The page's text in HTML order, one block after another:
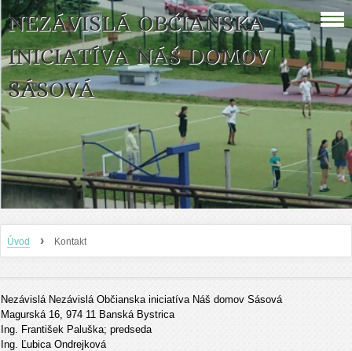
NEZÁVISLÁ OBČIANSKA
INICIATÍVA NÁŠ DOMOV
SÁSOVÁ
Úvod › Kontakt
Nezávislá Nezávislá Občianska iniciatíva Náš domov Sásová
Magurská 16, 974 11 Banská Bystrica
Ing. František Paluška; predseda
Ing. Ľubica Ondrejková